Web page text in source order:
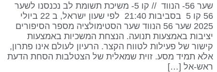
שער 56- הנווד // קו 5- משיכת תשומת לב נכנסנו לשער
56 קו 5 בסביבות 21:40 לפי שעון ישראל, ב 22 ביולי
2025 שער 56 הנווד שער הסטימולציה מספר הסיפורים
באמצעות תנועה. הנצחת המשכיות באמצעות
של פעילות לטווח הקצר. הרעיון לעולם אינו פתרון,
תמיד מסע. זוית שמאלית של הצטלבות הסחת הדעת
אל […]